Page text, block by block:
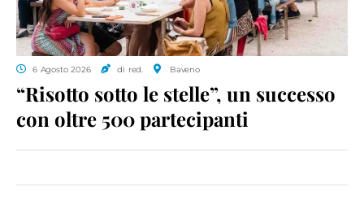
6 Agosto 2026 di red. Baveno
“Risotto sotto le stelle”, un successo
con oltre 500 partecipanti